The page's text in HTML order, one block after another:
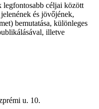
legfontosabb céljai között
és jövőjének,
bemutatása, különleges
illetve
u. 10.